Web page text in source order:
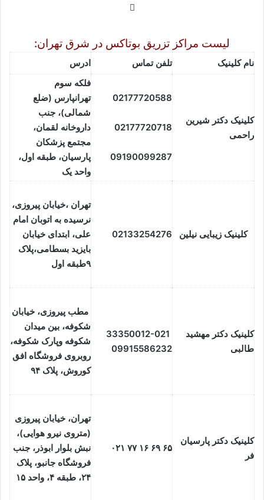
لیست مراکز تزریق بوتاکس در شرق تهران:
نام کلینیک تلفن تماس ادرس
کلینیک دکتر شیرین
راحمی
02177720588
02177720718
09190099287
فلکه سوم
تهرانپارس (ضلع
شمالی)، جنب
داروخانه لقمان،
مجتمع پزشکان
پارسیان، طبقه اول،
واحد یک
کلینیک زیبایی نیلین 02133254276
تهران ،خیابان پیروزی،
نرسیده به اتوبان امام
علی، ابتدای خیابان
بایزید بسطامی،پلاک
۹طبقه اول
کلینیک دکتر مهشید
طالبی
09915586232
مطب پیروزی، خیابان
شکوفه، بین میدان
شکوفه وپارک شکوفه،
روبروی فروشگاه افق
کوروش، پلاک ۹۴
کلینیک دکتر پارسیان
فر
۶۵ ۶۹ ۱۶ ۷۷ ۰۲۱
تهران، خیابان پیروزی
(متروی نیرو هوایی)،
نبش بلوار ابوذر، جنب
فروشگاه جانبو، پلاک
۲۴، طبقه ۴، واحد ۱۵